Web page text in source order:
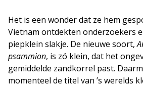
Het is een wonder dat ze hem
Vietnam ontdekten onderzoekers
piepklein slakje. De nieuwe soort,
psammion, is zó klein, dat het
gemiddelde zandkorrel past.
momenteel de titel van ’s werelds